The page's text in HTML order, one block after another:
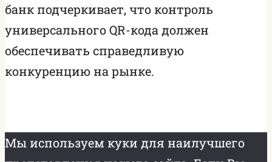
банк подчеркивает, что контроль
универсального QR-кода должен
обеспечивать справедливую
конкуренцию на рынке.
Мы используем куки для наилучшего